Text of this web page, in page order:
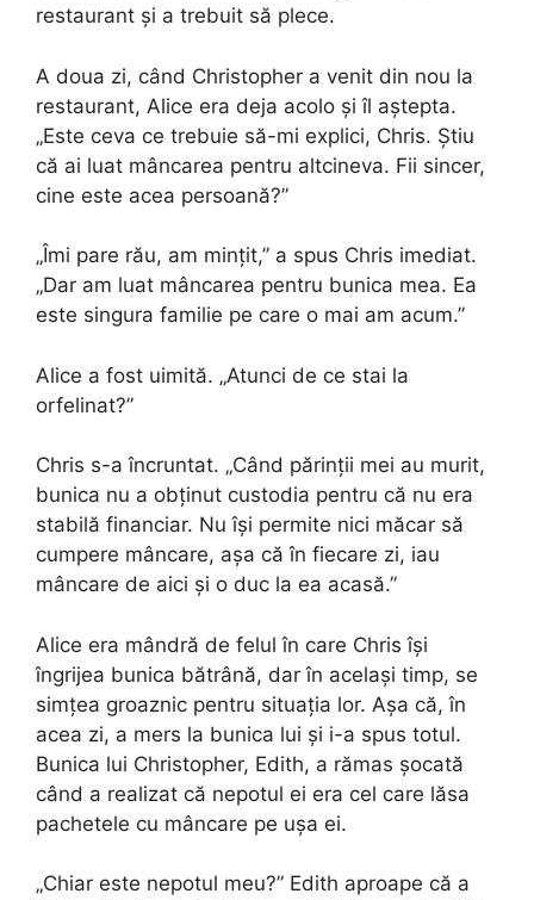
restaurant și a trebuit să plece.
A doua zi, când Christopher a venit din nou la
restaurant, Alice era deja acolo și îl aștepta.
„Este ceva ce trebuie să-mi explici, Chris. Știu
că ai luat mâncarea pentru altcineva. Fii sincer,
cine este acea persoană?”
„Îmi pare rău, am mințit,” a spus Chris imediat.
„Dar am luat mâncarea pentru bunica mea. Ea
este singura familie pe care o mai am acum.”
Alice a fost uimită. „Atunci de ce stai la
orfelinat?”
Chris s-a încruntat. „Când părinții mei au murit,
bunica nu a obținut custodia pentru că nu era
stabilă financiar. Nu își permite nici măcar să
cumpere mâncare, așa că în fiecare zi, iau
mâncare de aici și o duc la ea acasă.”
Alice era mândră de felul în care Chris își
îngrijea bunica bătrână, dar în același timp, se
simțea groaznic pentru situația lor. Așa că, în
acea zi, a mers la bunica lui și i-a spus totul.
Bunica lui Christopher, Edith, a rămas șocată
când a realizat că nepotul ei era cel care lăsa
pachetele cu mâncare pe ușa ei.
„Chiar este nepotul meu?” Edith aproape că a